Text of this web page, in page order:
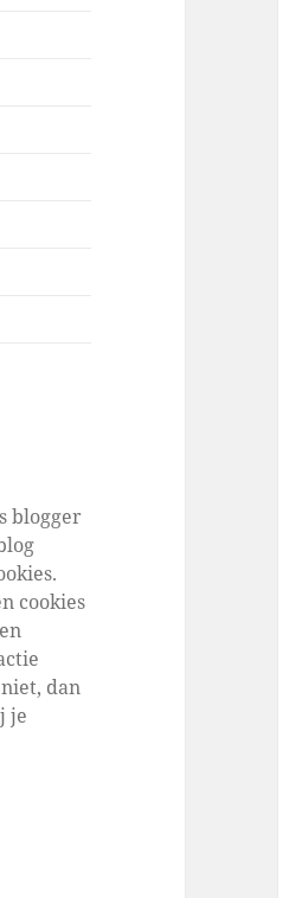
blogger
cookies
dan
je